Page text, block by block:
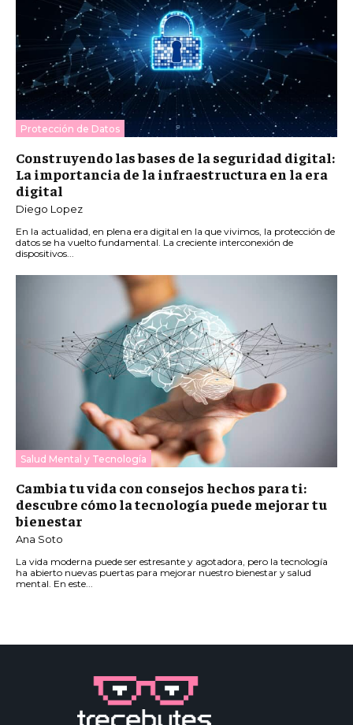
Protección de Datos
Construyendo las bases de la seguridad digital:
La importancia de la infraestructura en la era
digital
Diego Lopez
En la actualidad, en plena era digital en la que vivimos, la protección de
datos se ha vuelto fundamental. La creciente interconexión de
dispositivos...
Salud Mental y Tecnología
Cambia tu vida con consejos hechos para ti:
descubre cómo la tecnología puede mejorar tu
bienestar
Ana Soto
La vida moderna puede ser estresante y agotadora, pero la tecnología
ha abierto nuevas puertas para mejorar nuestro bienestar y salud
mental. En este...